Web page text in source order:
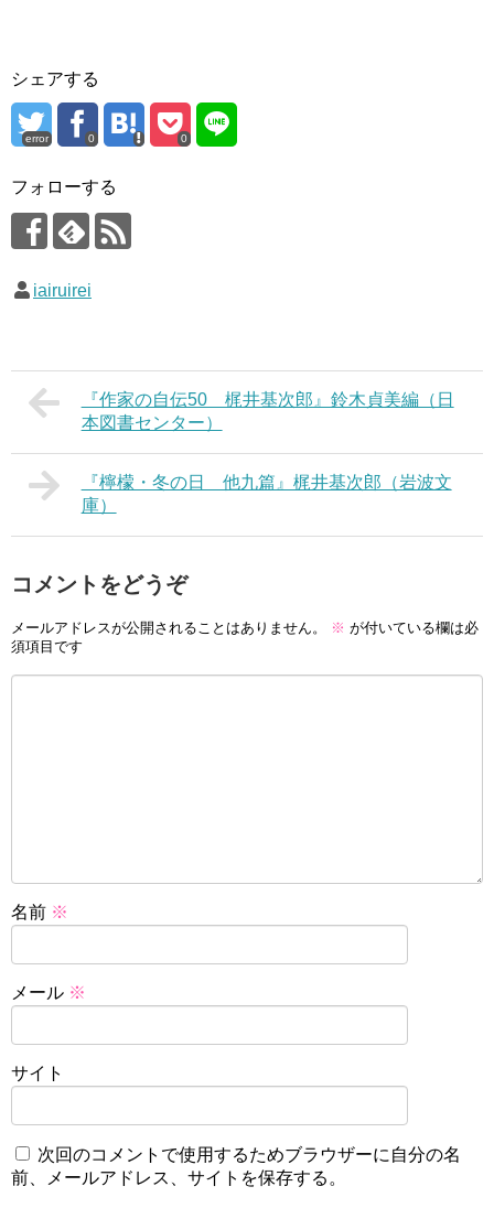
シェアする
error 0 0
フォローする
iairuirei
『作家の自伝50 梶井基次郎』鈴木貞美編（日
本図書センター）
『檸檬・冬の日 他九篇』梶井基次郎（岩波文
庫）
コメントをどうぞ
メールアドレスが公開されることはありません。 ※ が付いている欄は必
須項目です
名前 ※
メール ※
サイト
次回のコメントで使用するためブラウザーに自分の名
前、メールアドレス、サイトを保存する。